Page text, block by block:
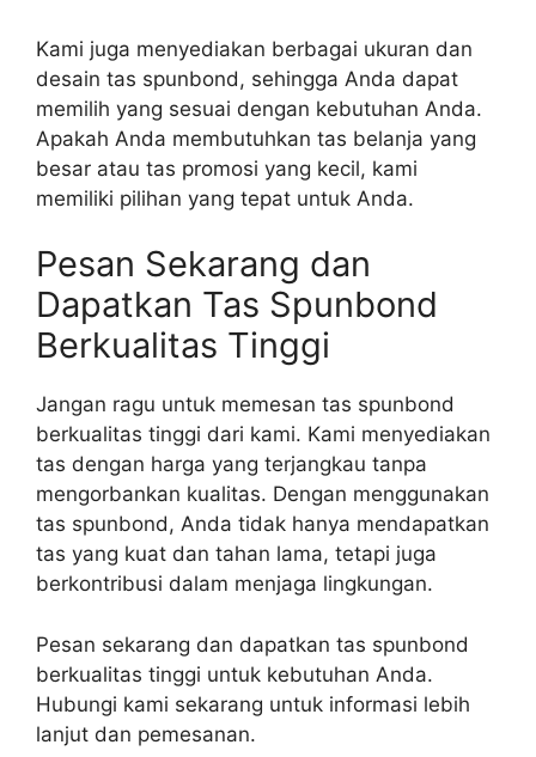
Kami juga menyediakan berbagai ukuran dan
desain tas spunbond, sehingga Anda dapat
memilih yang sesuai dengan kebutuhan Anda.
Apakah Anda membutuhkan tas belanja yang
besar atau tas promosi yang kecil, kami
memiliki pilihan yang tepat untuk Anda.
Pesan Sekarang dan
Dapatkan Tas Spunbond
Berkualitas Tinggi
Jangan ragu untuk memesan tas spunbond
berkualitas tinggi dari kami. Kami menyediakan
tas dengan harga yang terjangkau tanpa
mengorbankan kualitas. Dengan menggunakan
tas spunbond, Anda tidak hanya mendapatkan
tas yang kuat dan tahan lama, tetapi juga
berkontribusi dalam menjaga lingkungan.
Pesan sekarang dan dapatkan tas spunbond
berkualitas tinggi untuk kebutuhan Anda.
Hubungi kami sekarang untuk informasi lebih
lanjut dan pemesanan.